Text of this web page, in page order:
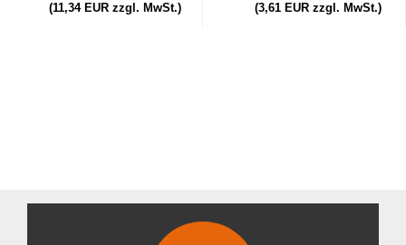
(11,34 EUR zzgl. MwSt.) (3,61 EUR zzgl. MwSt.)